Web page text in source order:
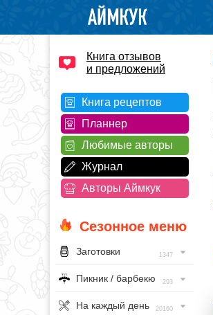
Книга отзывов
и предложений
Книга рецептов
Планнер
Любимые авторы
Журнал
Авторы Аймкук
Сезонное меню
Заготовки 1347
Пикник / барбекю 293
На каждый день 20160